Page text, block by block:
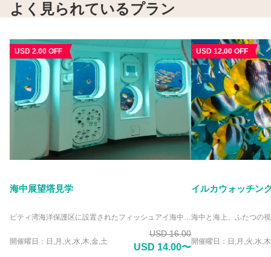
よく見られているプラン
USD 2.00 OFF
海中展望塔見学
ピティ湾海洋保護区に設置されたフィッシュアイ海中展望塔は、ミクロネシアで唯一のユニークな施設。展望塔の海中観察室からは、透明度の高い海中を泳ぐ色とりどりのトロピカルフィッシュや海洋生物の姿を観察する事が出来ます。 海の好きなダイバーやシュノーケラーだけでなく、泳げない人や好奇心旺盛な子供達も、水に濡れる事なく手軽に本物のサンゴ礁に泳ぐ魚達を観察出来ます。 天然のサンゴ礁の海中世界を観察出来る展望塔には、作り物の水族館にない本物の感動があります。
開催曜日：日,月,火,水,木,金,土
USD 16.00
USD 14.00〜
USD 12.00 OFF
イルカウォッチン
開催曜日：日,月,火,水,